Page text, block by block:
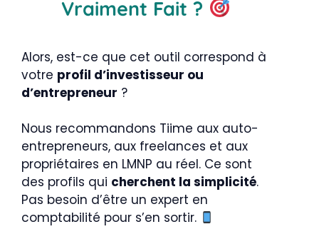
Vraiment Fait ?
Alors, est-ce que cet outil correspond à
votre profil d’investisseur ou
d’entrepreneur ?
Nous recommandons Tiime aux auto-
entrepreneurs, aux freelances et aux
propriétaires en LMNP au réel. Ce sont
des profils qui cherchent la simplicité.
Pas besoin d’être un expert en
comptabilité pour s’en sortir.